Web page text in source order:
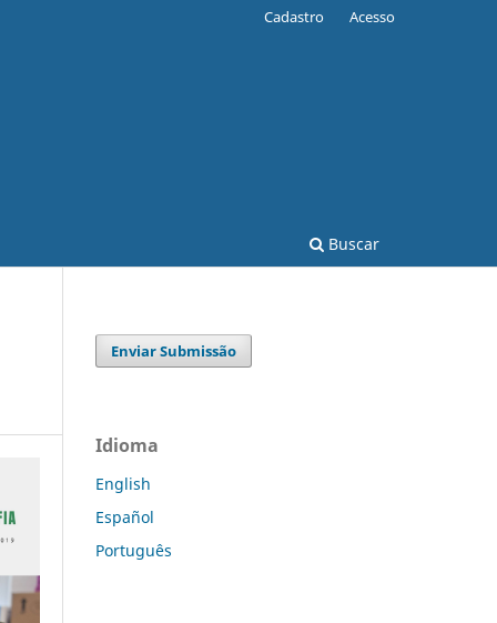
Buscar
Cadastro Acesso
Enviar Submissão
Idioma
English
Español
Português